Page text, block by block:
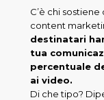
C’è chi
content
destinatari
tua
percentuale
ai video.
Di che tipo?